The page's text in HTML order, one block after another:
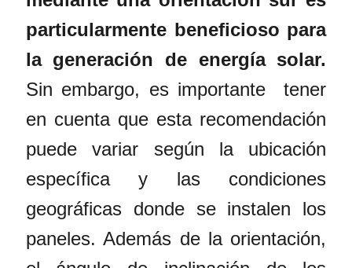
particularmente beneficioso para
la generación de energía solar.
Sin embargo, es importante tener
en cuenta que esta recomendación
puede variar según la ubicación
específica y las condiciones
geográficas donde se instalen los
paneles. Además de la orientación,